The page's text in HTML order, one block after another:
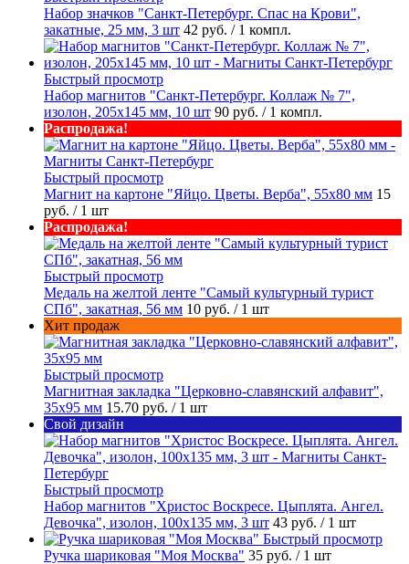
Набор значков "Санкт-Петербург. Спас на Крови",
закатные, 25 мм, 3 шт 42 руб. / 1 компл.
Быстрый просмотр
Набор магнитов "Санкт-Петербург. Коллаж № 7",
изолон, 205х145 мм, 10 шт 90 руб. / 1 компл.
Распродажа!
Быстрый просмотр
Магнит на картоне "Яйцо. Цветы. Верба", 55х80 мм 15
руб. / 1 шт
Распродажа!
Быстрый просмотр
Медаль на желтой ленте "Самый культурный турист
СПб", закатная, 56 мм 10 руб. / 1 шт
Хит продаж
Быстрый просмотр
Магнитная закладка "Церковно-славянский алфавит",
35х95 мм 15.70 руб. / 1 шт
Свой дизайн
Быстрый просмотр
Набор магнитов "Христос Воскресе. Цыплята. Ангел.
Девочка", изолон, 100х135 мм, 3 шт 43 руб. / 1 шт
Быстрый просмотр
Ручка шариковая "Моя Москва" 35 руб. / 1 шт